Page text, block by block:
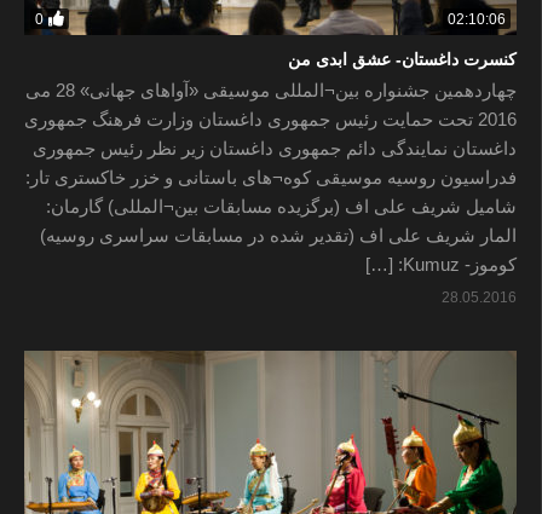
0 02:10:06
کنسرت داغستان- عشق ابدی من
چهاردهمین جشنواره بین¬المللی موسیقی «آواهای جهانی» 28 می
2016 تحت حمایت رئیس جمهوری داغستان وزارت فرهنگ جمهوری
داغستان نمایندگی دائم جمهوری داغستان زیر نظر رئیس جمهوری
فدراسیون روسیه موسیقی کوه¬های باستانی و خزر خاکستری تار:
شامیل شریف علی اف (برگزیده مسابقات بین¬المللی) گارمان:
المار شریف علی اف (تقدیر شده در مسابقات سراسری روسیه)
کوموز- Kumuz: […]
28.05.2016